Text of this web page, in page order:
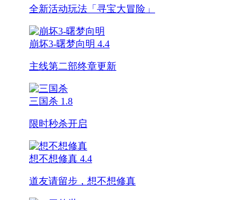
全新活动玩法「寻宝大冒险」
崩坏3-曙梦向明 4.4
主线第二部终章更新
三国杀 1.8
限时秒杀开启
想不想修真 4.4
道友请留步，想不想修真